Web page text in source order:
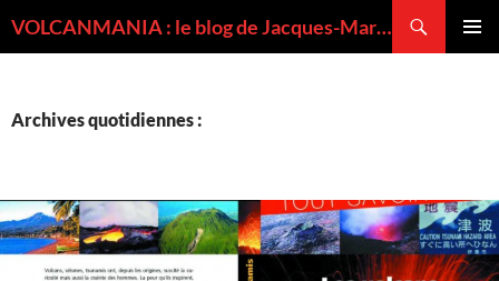
VOLCANMANIA : le blog de Jacques-Marie BARDINTZEFF, volcanologue
Archives quotidiennes :